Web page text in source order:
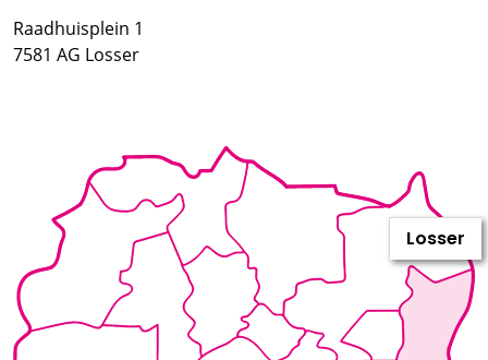
Raadhuisplein 1
7581 AG Losser
Losser